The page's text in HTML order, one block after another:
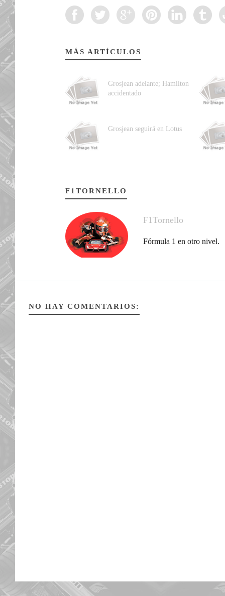
MÁS ARTÍCULOS
Grosjean adelante; Hamilton
accidentado
Grosjean seguirá en Lotus
F1TORNELLO
F1Tornello
Fórmula 1 en otro nivel.
NO HAY COMENTARIOS: